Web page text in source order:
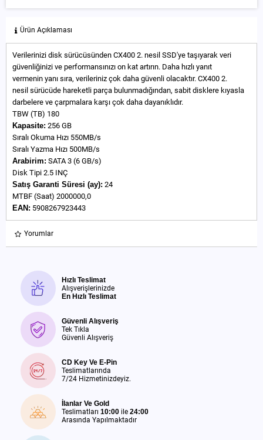
Ürün Açıklaması
Verilerinizi disk sürücüsünden CX400 2. nesil SSD'ye taşıyarak veri
güvenliğinizi ve performansınızı on kat artırın. Daha hızlı yanıt
vermenin yanı sıra, verileriniz çok daha güvenli olacaktır. CX400 2.
nesil sürücüde hareketli parça bulunmadığından, sabit disklere kıyasla
darbelere ve çarpmalara karşı çok daha dayanıklıdır.
TBW (TB) 180
Kapasite: 256 GB
Sıralı Okuma Hızı 550MB/s
Sıralı Yazma Hızı 500MB/s
Arabirim: SATA 3 (6 GB/s)
Disk Tipi 2.5 INÇ
Satış Garanti Süresi (ay): 24
MTBF (Saat) 2000000,0
EAN: 5908267923443
Yorumlar
Hızlı Teslimat
Alışverişlerinizde
En Hızlı Teslimat
Güvenli Alışveriş
Tek Tıkla
Güvenli Alışveriş
CD Key Ve E-Pin
Teslimatlarında
7/24 Hizmetinizdeyiz.
İlanlar Ve Gold
Teslimatları 10:00 ile 24:00
Arasında Yapılmaktadır